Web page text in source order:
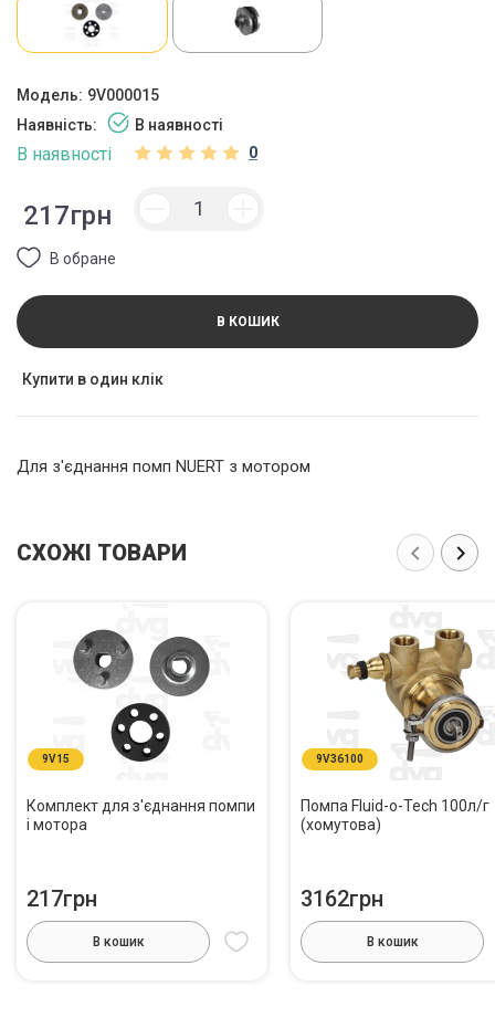
Модель: 9V000015
Наявність:
В наявності
В наявності 0
217грн
В обране
В КОШИК
Купити в один клік
Для з'єднання помп NUERT з мотором
СХОЖІ ТОВАРИ
9V15
Комплект для з'єднання помпи
і мотора
217грн
В кошик
9V36100
Помпа Fluid-o-Tech 100л/г
(хомутова)
3162грн
В кошик